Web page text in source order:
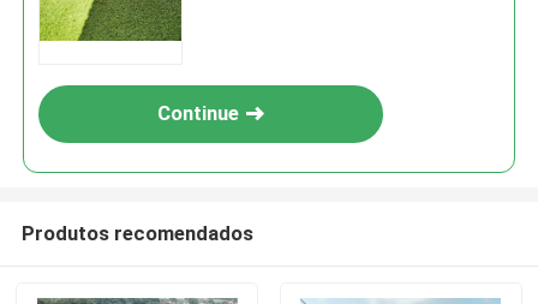
Continue
Produtos recomendados